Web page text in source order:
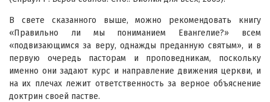
В свете сказанного выше, можно рекомендовать книгу
«Правильно ли мы пониманием Евангелие?» всем
«подвизающимся за веру, однажды преданную святым», и в
первую очередь пасторам и проповедникам, поскольку
именно они задают курс и направление движения церкви, и
на их плечах лежит ответственность за верное объяснение
доктрин своей пастве.